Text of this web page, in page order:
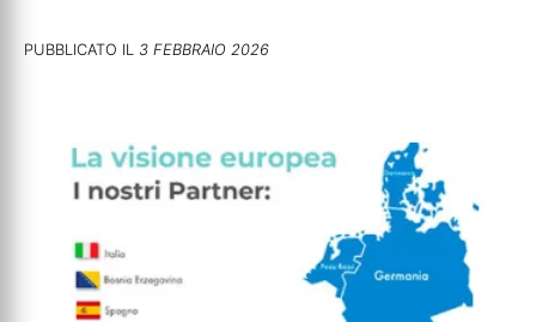
PUBBLICATO IL 3 FEBBRAIO 2026